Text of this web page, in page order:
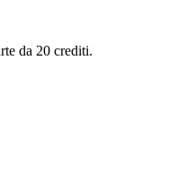
da 20 crediti.